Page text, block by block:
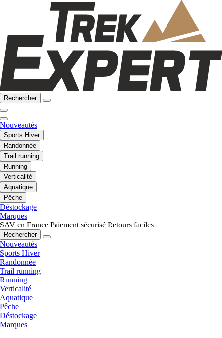
Rechercher
Nouveautés
Sports Hiver
Randonnée
Trail running
Running
Verticalité
Aquatique
Pêche
Déstockage
Marques
SAV en France Paiement sécurisé Retours faciles
Rechercher
Nouveautés
Sports Hiver
Randonnée
Trail running
Running
Verticalité
Aquatique
Pêche
Déstockage
Marques